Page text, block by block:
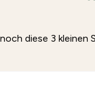
diese 3 kleinen